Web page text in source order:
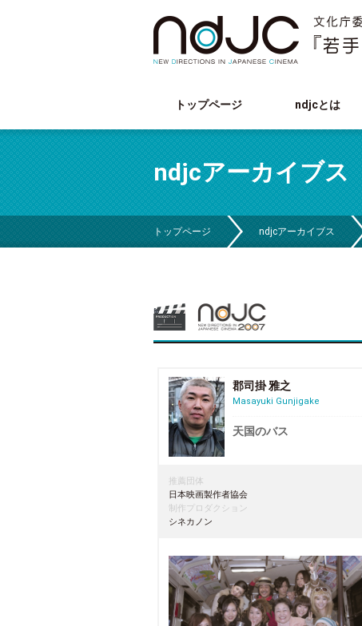
トップページ ndjcとは
ndjcアーカイブス
トップページ ndjcアーカイブス
郡司掛 雅之
Masayuki Gunjigake
天国のバス
推薦団体
日本映画製作者協会
制作プロダクション
シネカノン